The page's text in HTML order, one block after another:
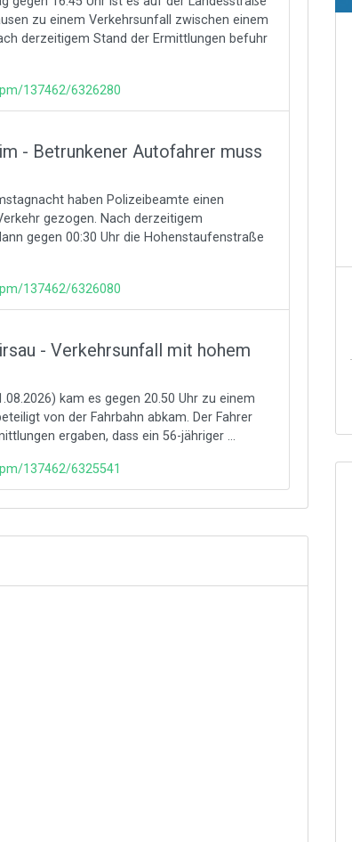
zu einem Verkehrsunfall zwischen einem
derzeitigem Stand der Ermittlungen befuhr
137462/6326280
- Betrunkener Autofahrer muss
haben Polizeibeamte einen
gezogen. Nach derzeitigem
gegen 00:30 Uhr die Hohenstaufenstraße
137462/6326080
- Verkehrsunfall mit hohem
kam es gegen 20.50 Uhr zu einem
von der Fahrbahn abkam. Der Fahrer
ergaben, dass ein 56-jähriger ...
137462/6325541